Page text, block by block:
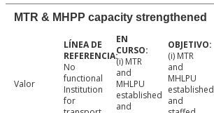
MTR & MHPP capacity strengthened
Valor
No
functional
Institution
for
(i) MTR
and
MHLPU
established
and
(i) MTR
and
MHLPU
established
and